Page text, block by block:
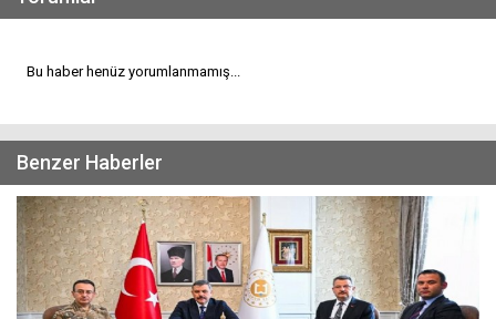
Bu haber henüz yorumlanmamış...
Benzer Haberler